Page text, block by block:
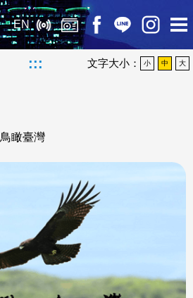
EN
::: 文字大小： 小 中 大
鳥瞰臺灣